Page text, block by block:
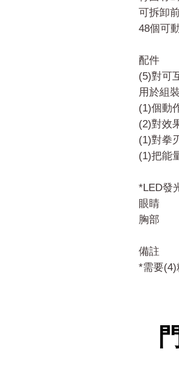
可拆卸
48個可
配件
(5)對可
用於組
(1)個動
(2)對效
(1)對拳
(1)把能
*LED發
眼睛
胸部
備註
*需要(4)